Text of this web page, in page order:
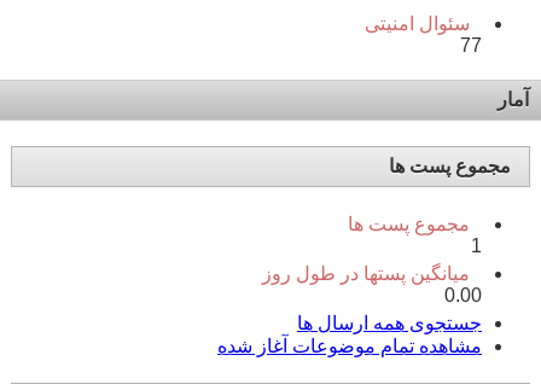
سئوال امنیتی
77
آمار
مجموع پست ها
مجموع پست ها
1
میانگین پستها در طول روز
0.00
جستجوی همه ارسال ها
مشاهده تمام موضوعات آغاز شده